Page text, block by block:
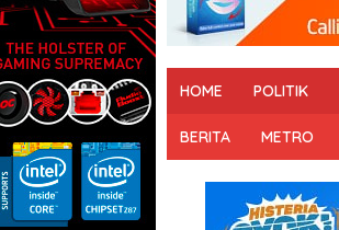
HOME POLITIK
BERITA METRO